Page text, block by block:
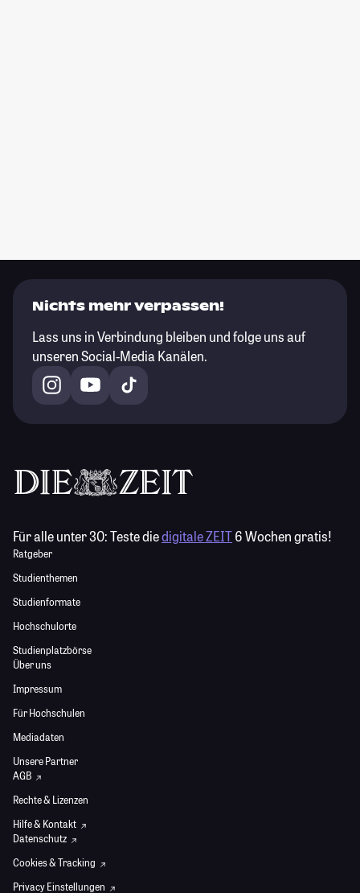
Nichts mehr verpassen!
Lass uns in Verbindung bleiben und folge uns auf
unseren Social-Media Kanälen.
Für alle unter 30:Teste diedigitale ZEIT6 Wochen gratis!
Ratgeber
Studienthemen
Studienformate
Hochschulorte
Studienplatzbörse
Über uns
Impressum
Für Hochschulen
Mediadaten
Unsere Partner
AGB
Rechte & Lizenzen
Hilfe & Kontakt
Datenschutz
Cookies & Tracking
Privacy Einstellungen